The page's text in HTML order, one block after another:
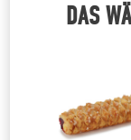
DAS